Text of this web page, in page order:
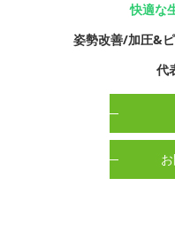
快適な
姿勢改善/加圧&
代